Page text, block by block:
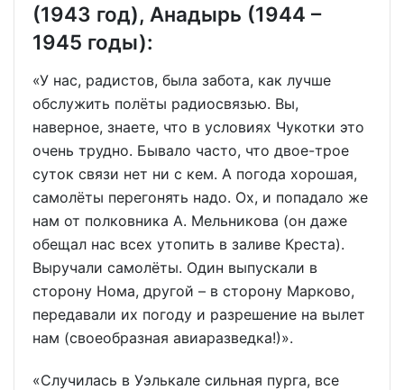
(1943 год), Анадырь (1944 –
1945 годы):
«У нас, радистов, была забота, как лучше
обслужить полёты радиосвязью. Вы,
наверное, знаете, что в условиях Чукотки это
очень трудно. Бывало часто, что двое-трое
суток связи нет ни с кем. А погода хорошая,
самолёты перегонять надо. Ох, и попадало же
нам от полковника А. Мельникова (он даже
обещал нас всех утопить в заливе Креста).
Выручали самолёты. Один выпускали в
сторону Нома, другой – в сторону Марково,
передавали их погоду и разрешение на вылет
нам (своеобразная авиаразведка!)».
«Случилась в Уэлькале сильная пурга, все